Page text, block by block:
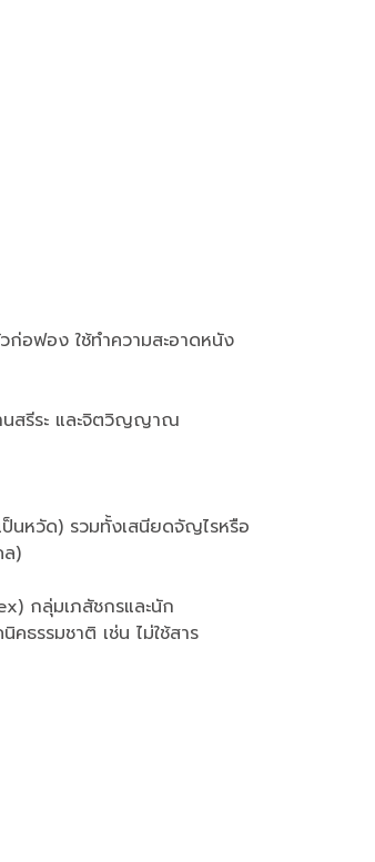
ก่อฟอง ใช้ทำความสะอาดหนัง
นสรีระ และจิตวิญญาณ
นหวัด) รวมทั้งเสนียดจัญไรหรือ
ล)
กลุ่มเภสัชกรและนัก
ธรรมชาติ เช่น ไม่ใช้สาร